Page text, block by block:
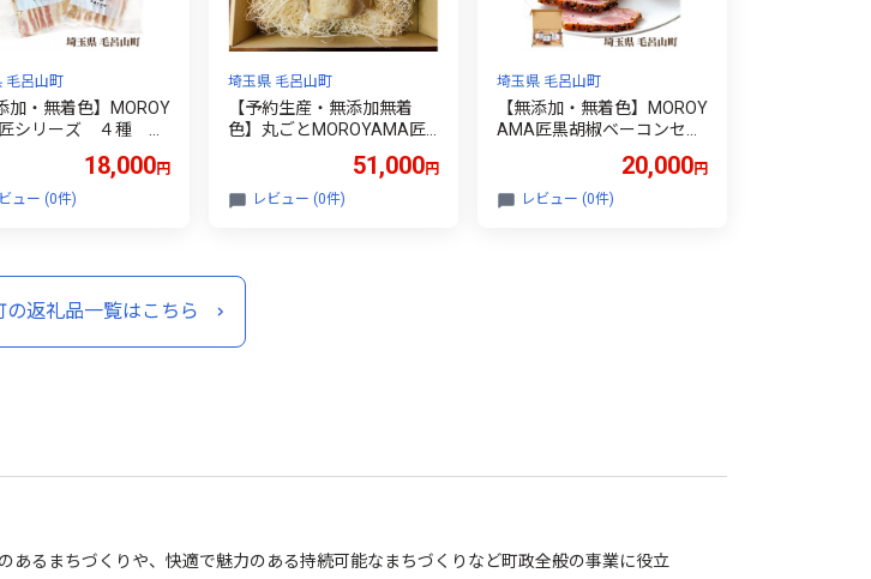
毛呂山町
加・無着色】MOROY
シリーズ ４種 食
18,000円
ュー (0件)
埼玉県 毛呂山町
【予約生産・無添加無着
色】丸ごとMOROYAMA匠
51,000円
レビュー (0件)
埼玉県 毛呂山町
【無添加・無着色】MOROY
AMA匠黒胡椒ベーコンセッ
20,000円
レビュー (0件)
の返礼品一覧はこちら
あるまちづくりや、快適で魅力のある持続可能なまちづくりなど町政全般の事業に役立